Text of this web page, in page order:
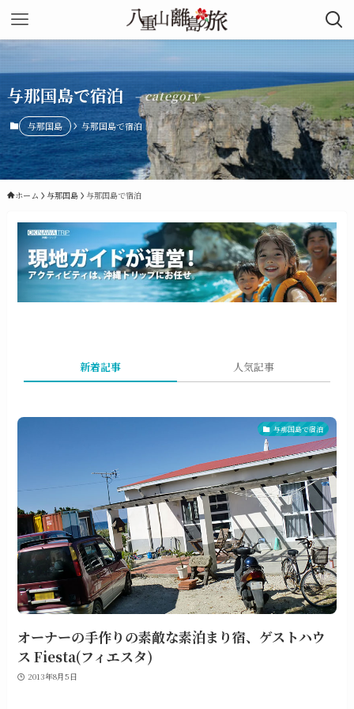
与那国島で宿泊 – category –
与那国島 与那国島で宿泊
ホーム 与那国島 与那国島で宿泊
新着記事 人気記事
与那国島で宿泊
オーナーの手作りの素敵な素泊まり宿、ゲストハウ
ス Fiesta(フィエスタ)
2013年8月5日